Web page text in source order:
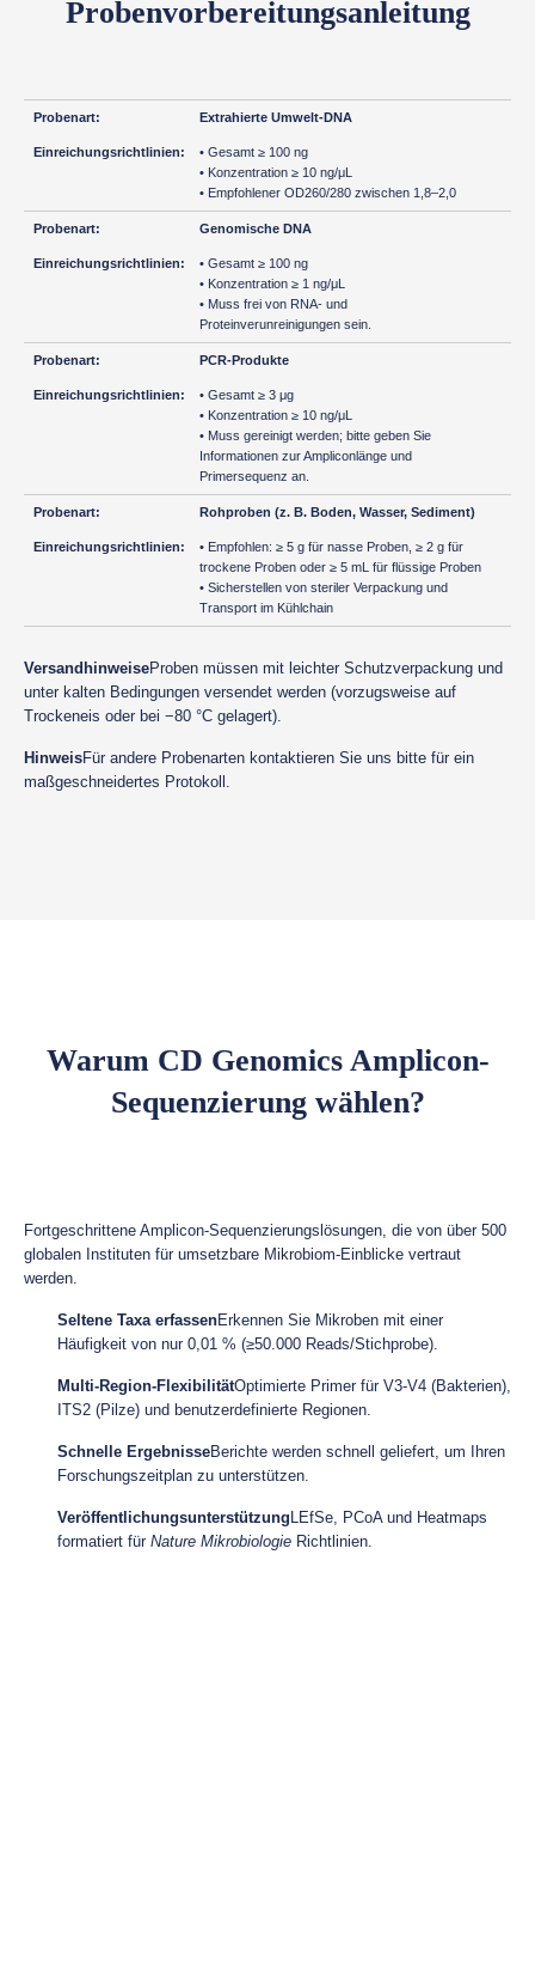
Probenvorbereitungsanleitung
Extrahierte Umwelt-DNA
• Gesamt ≥ 100 ng
• Konzentration ≥ 10 ng/μL
• Empfohlener OD260/280 zwischen 1,8–2,0
Genomische DNA
• Gesamt ≥ 100 ng
• Konzentration ≥ 1 ng/μL
• Muss frei von RNA- und
Proteinverunreinigungen sein.
PCR-Produkte
• Gesamt ≥ 3 μg
• Konzentration ≥ 10 ng/μL
• Muss gereinigt werden; bitte geben Sie
Informationen zur Ampliconlänge und
Primersequenz an.
Rohproben (z. B. Boden, Wasser, Sediment)
• Empfohlen: ≥ 5 g für nasse Proben, ≥ 2 g für
trockene Proben oder ≥ 5 mL für flüssige Proben
• Sicherstellen von steriler Verpackung und
Transport im Kühlchain
VersandhinweiseProben müssen mit leichter Schutzverpackung und
unter kalten Bedingungen versendet werden (vorzugsweise auf
Trockeneis oder bei −80 °C gelagert).
HinweisFür andere Probenarten kontaktieren Sie uns bitte für ein
maßgeschneidertes Protokoll.
Warum CD Genomics Amplicon-
Sequenzierung wählen?
Fortgeschrittene Amplicon-Sequenzierungslösungen, die von über 500
globalen Instituten für umsetzbare Mikrobiom-Einblicke vertraut
werden.
Seltene Taxa erfassenErkennen Sie Mikroben mit einer
Häufigkeit von nur 0,01 % (≥50.000 Reads/Stichprobe).
Multi-Region-FlexibilitätOptimierte Primer für V3-V4 (Bakterien),
ITS2 (Pilze) und benutzerdefinierte Regionen.
Schnelle ErgebnisseBerichte werden schnell geliefert, um Ihren
Forschungszeitplan zu unterstützen.
Veröffentlichungsunterstützung LEfSe, PCoA und Heatmaps
formatiert für Nature Mikrobiologie Richtlinien.